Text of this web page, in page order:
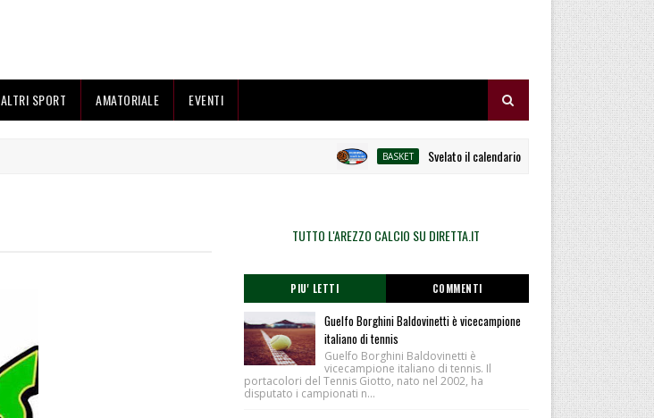
ALTRI SPORT AMATORIALE EVENTI
BASKET Svelato il calendario la Polisportiva Galli debutta ad
TUTTO L'AREZZO CALCIO SU DIRETTA.IT
PIU' LETTI COMMENTI
Guelfo Borghini Baldovinetti è vicecampione
italiano di tennis
Guelfo Borghini Baldovinetti è
vicecampione italiano di tennis. Il
portacolori del Tennis Giotto, nato nel 2002, ha
disputato i campionati n...